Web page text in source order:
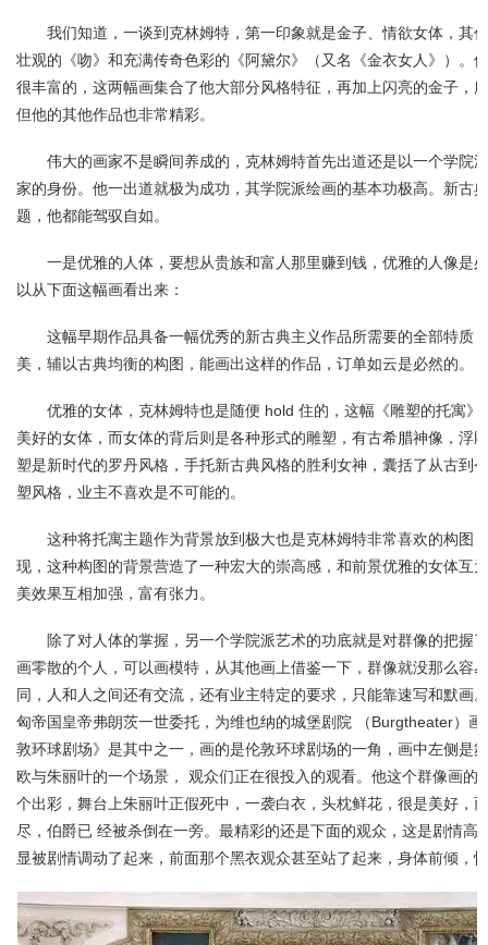
我们知道，一谈到克林姆特，第一印象就是金子、情欲女体，其
壮观的《吻》和充满传奇色彩的《阿黛尔》（又名《金衣女人》）。
很丰富的，这两幅画集合了他大部分风格特征，再加上闪亮的金子，
但他的其他作品也非常精彩。
伟大的画家不是瞬间养成的，克林姆特首先出道还是以一个学院
家的身份。他一出道就极为成功，其学院派绘画的基本功极高。新古
题，他都能驾驭自如。
一是优雅的人体，要想从贵族和富人那里赚到钱，优雅的人像是
以从下面这幅画看出来：
这幅早期作品具备一幅优秀的新古典主义作品所需要的全部特质
美，辅以古典均衡的构图，能画出这样的作品，订单如云是必然的。
优雅的女体，克林姆特也是随便 hold 住的，这幅《雕塑的托寓》
美好的女体，而女体的背后则是各种形式的雕塑，有古希腊神像，浮
塑是新时代的罗丹风格，手托新古典风格的胜利女神，囊括了从古到
塑风格，业主不喜欢是不可能的。
这种将托寓主题作为背景放到极大也是克林姆特非常喜欢的构图
现，这种构图的背景营造了一种宏大的崇高感，和前景优雅的女体互
美效果互相加强，富有张力。
除了对人体的掌握，另一个学院派艺术的功底就是对群像的把握
画零散的个人，可以画模特，从其他画上借鉴一下，群像就没那么容
同，人和人之间还有交流，还有业主特定的要求，只能靠速写和默画
匈帝国皇帝弗朗茨一世委托，为维也纳的城堡剧院 （Burgtheater）
敦环球剧场》是其中之一，画的是伦敦环球剧场的一角，画中左侧是
欧与朱丽叶的一个场景， 观众们正在很投入的观看。他这个群像画的
个出彩，舞台上朱丽叶正假死中，一袭白衣，头枕鲜花，很是美好，
尽，伯爵已 经被杀倒在一旁。最精彩的还是下面的观众，这是剧情高
显被剧情调动了起来，前面那个黑衣观众甚至站了起来，身体前倾，